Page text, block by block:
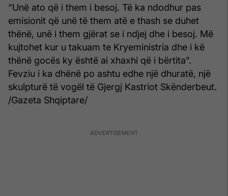
“Unë ato që i them i besoj. Të ka ndodhur pas
emisionit që unë të them atë e thash se duhet
thënë, unë i them gjërat se i ndjej dhe i besoj. Më
kujtohet kur u takuam te Kryeministria dhe i kë
thënë gocës ky është ai xhaxhi që i bërtita”.
Fevziu i ka dhënë po ashtu edhe një dhuratë, një
skulpturë të vogël të Gjergj Kastriot Skënderbeut.
/Gazeta Shqiptare/